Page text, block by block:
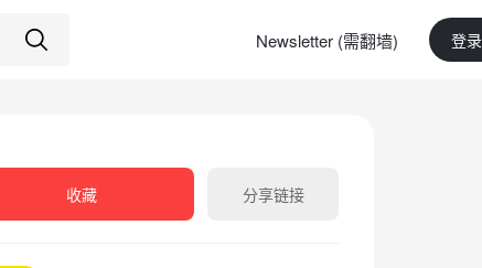
Newsletter (需翻墙) 登
收藏 分享链接